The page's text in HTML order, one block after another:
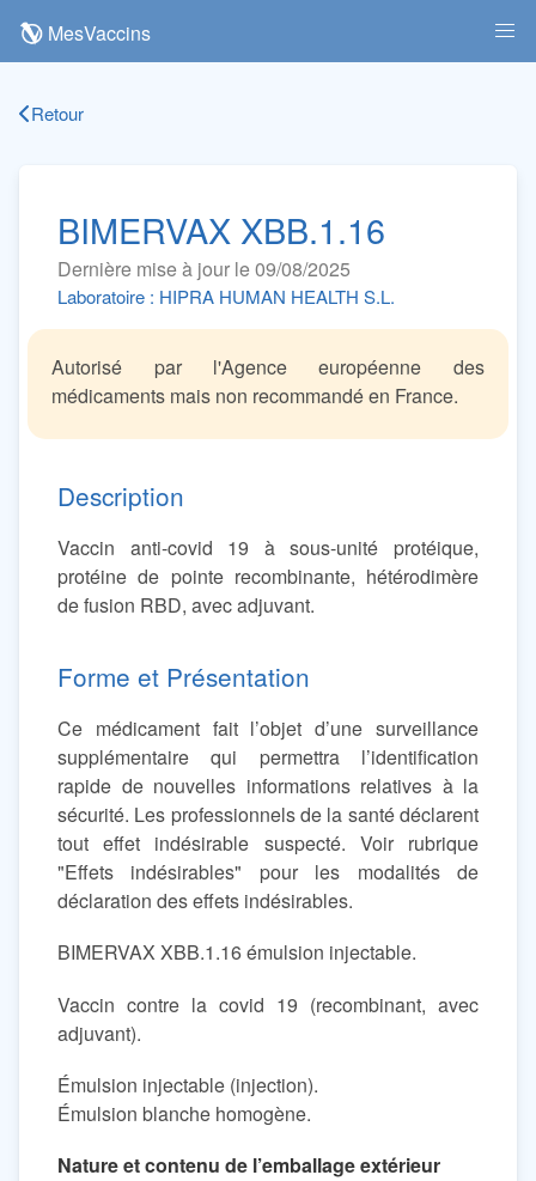
MesVaccins
Retour
BIMERVAX XBB.1.16
Dernière mise à jour le 09/08/2025
Laboratoire : HIPRA HUMAN HEALTH S.L.
Autorisé par l'Agence européenne des
médicaments mais non recommandé en France.
Description
Vaccin anti-covid 19 à sous-unité protéique,
protéine de pointe recombinante, hétérodimère
de fusion RBD, avec adjuvant.
Forme et Présentation
Ce médicament fait l’objet d’une surveillance
supplémentaire qui permettra l’identification
rapide de nouvelles informations relatives à la
sécurité. Les professionnels de la santé déclarent
tout effet indésirable suspecté. Voir rubrique
"Effets indésirables" pour les modalités de
déclaration des effets indésirables.
BIMERVAX XBB.1.16 émulsion injectable.
Vaccin contre la covid 19 (recombinant, avec
adjuvant).
Émulsion injectable (injection).
Émulsion blanche homogène.
Nature et contenu de l’emballage extérieur